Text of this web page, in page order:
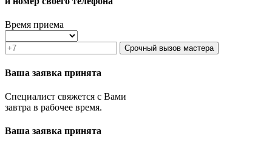
Зеленоград
Ивантеевка
Истра
Кашира
Клин
Королёв
Котельники
Красногорск
Время приема
Срочный вызов мастера
Ваша заявка принята
Специалист свяжется с Вами
завтра в рабочее время.
Ваша заявка принята